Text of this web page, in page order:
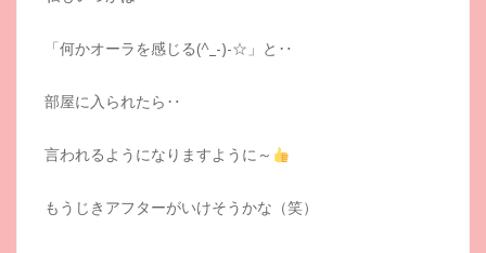
「何かオーラを感じる(^_-)-☆」と‥
部屋に入られたら‥
言われるようになりますように～
もうじきアフターがいけそうかな（笑）